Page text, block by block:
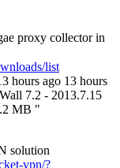
proxy collector in
list
hours ago 13 hours
7.2 - 2013.7.15
MB "
solution
vpn/?